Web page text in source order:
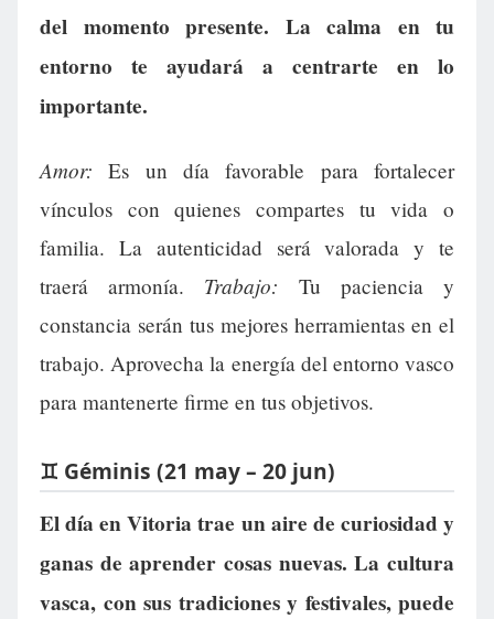
del momento presente. La calma en tu
entorno te ayudará a centrarte en lo
importante.
Amor: Es un día favorable para fortalecer
vínculos con quienes compartes tu vida o
familia. La autenticidad será valorada y te
traerá armonía. Trabajo: Tu paciencia y
constancia serán tus mejores herramientas en el
trabajo. Aprovecha la energía del entorno vasco
para mantenerte firme en tus objetivos.
♊ Géminis (21 may – 20 jun)
El día en Vitoria trae un aire de curiosidad y
ganas de aprender cosas nuevas. La cultura
vasca, con sus tradiciones y festivales, puede